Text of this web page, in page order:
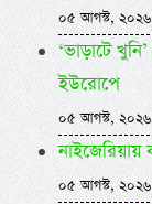
০৫ আগস্ট,
‘ভাড়াটে
ইউরোপে
০৫ আগস্ট,
০৫ আগস্ট,